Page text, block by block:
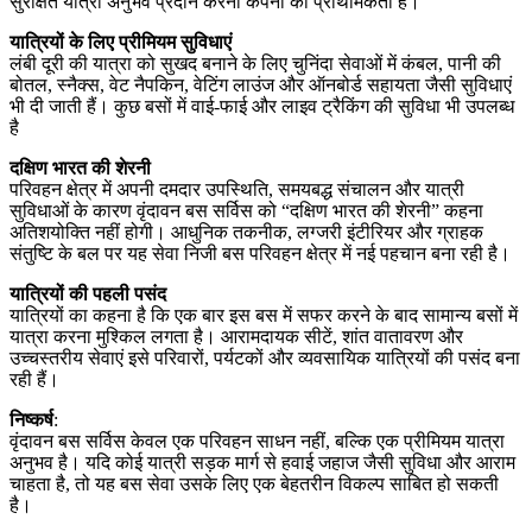
यात्रियों के लिए प्रीमियम सुविधाएं
लंबी दूरी की यात्रा को सुखद बनाने के लिए चुनिंदा सेवाओं में कंबल, पानी की
बोतल, स्नैक्स, वेट नैपकिन, वेटिंग लाउंज और ऑनबोर्ड सहायता जैसी सुविधाएं
भी दी जाती हैं। कुछ बसों में वाई-फाई और लाइव ट्रैकिंग की सुविधा भी उपलब्ध
है
दक्षिण भारत की शेरनी
परिवहन क्षेत्र में अपनी दमदार उपस्थिति, समयबद्ध संचालन और यात्री
सुविधाओं के कारण वृंदावन बस सर्विस को “दक्षिण भारत की शेरनी” कहना
अतिशयोक्ति नहीं होगी। आधुनिक तकनीक, लग्जरी इंटीरियर और ग्राहक
संतुष्टि के बल पर यह सेवा निजी बस परिवहन क्षेत्र में नई पहचान बना रही है।
यात्रियों की पहली पसंद
यात्रियों का कहना है कि एक बार इस बस में सफर करने के बाद सामान्य बसों में
यात्रा करना मुश्किल लगता है। आरामदायक सीटें, शांत वातावरण और
उच्चस्तरीय सेवाएं इसे परिवारों, पर्यटकों और व्यवसायिक यात्रियों की पसंद बना
रही हैं।
निष्कर्ष:
वृंदावन बस सर्विस केवल एक परिवहन साधन नहीं, बल्कि एक प्रीमियम यात्रा
अनुभव है। यदि कोई यात्री सड़क मार्ग से हवाई जहाज जैसी सुविधा और आराम
चाहता है, तो यह बस सेवा उसके लिए एक बेहतरीन विकल्प साबित हो सकती
है।